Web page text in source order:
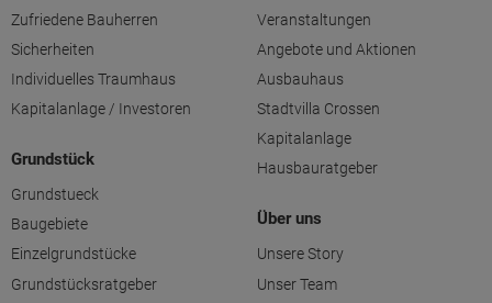
Zufriedene Bauherren
Sicherheiten
Individuelles Traumhaus
Kapitalanlage / Investoren
Grundstück
Grundstueck
Baugebiete
Einzelgrundstücke
Grundstücksratgeber
Veranstaltungen
Angebote und Aktionen
Ausbauhaus
Stadtvilla Crossen
Kapitalanlage
Hausbauratgeber
Über uns
Unsere Story
Unser Team